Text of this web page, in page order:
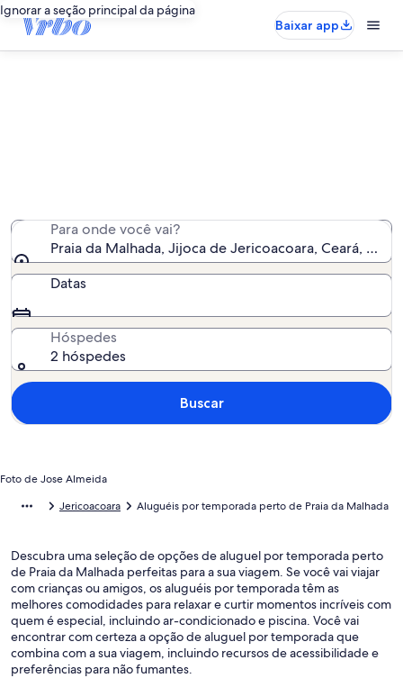
Ignorar a seção principal da página
Baixar app
Foto de Jose Almeida
Para onde você vai?
Praia da Malhada, Jijoca de Jericoacoara, Ceará, Brasil
Datas
Hóspedes
2 hóspedes
Buscar
Jericoacoara Aluguéis por temporada perto de Praia da Malhada
Descubra uma seleção de opções de aluguel por temporada perto
de Praia da Malhada perfeitas para a sua viagem. Se você vai viajar
com crianças ou amigos, os aluguéis por temporada têm as
melhores comodidades para relaxar e curtir momentos incríveis com
quem é especial, incluindo ar-condicionado e piscina. Você vai
encontrar com certeza a opção de aluguel por temporada que
combina com a sua viagem, incluindo recursos de acessibilidade e
preferências para não fumantes.